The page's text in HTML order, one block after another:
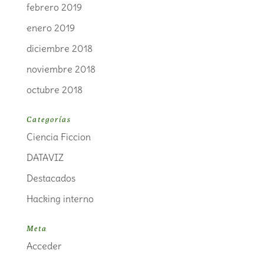
febrero 2019
enero 2019
diciembre 2018
noviembre 2018
octubre 2018
Categorías
Ciencia Ficcion
DATAVIZ
Destacados
Hacking interno
Meta
Acceder